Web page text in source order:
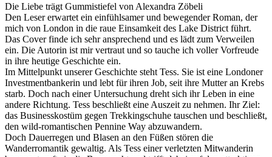
Die Liebe trägt Gummistiefel von Alexandra Zöbeli
Den Leser erwartet ein einfühlsamer und bewegender Roman, der
mich von London in die raue Einsamkeit des Lake District führt.
Das Cover finde ich sehr ansprechend und es lädt zum Verweilen
ein. Die Autorin ist mir vertraut und so tauche ich voller Vorfreude
in ihre heutige Geschichte ein.
Im Mittelpunkt unserer Geschichte steht Tess. Sie ist eine Londoner
Investmentbankerin und lebt für ihren Job, seit ihre Mutter an Krebs
starb. Doch nach einer Untersuchung dreht sich ihr Leben in eine
andere Richtung. Tess beschließt eine Auszeit zu nehmen. Ihr Ziel:
das Businesskostüm gegen Trekkingschuhe tauschen und beschließt,
den wild-romantischen Pennine Way abzuwandern.
Doch Dauerregen und Blasen an den Füßen stören die
Wanderromantik gewaltig. Als Tess einer verletzten Mitwanderin